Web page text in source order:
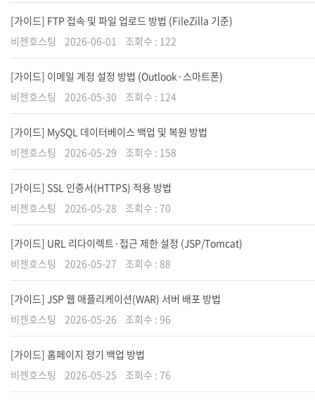
[가이드] FTP 접속 및 파일 업로드 방법 (FileZilla 기준)
비젠호스팅
2026-06-01 조회수 : 122
[가이드] 이메일 계정 설정 방법 (Outlook·스마트폰)
비젠호스팅
2026-05-30 조회수 : 124
[가이드] MySQL 데이터베이스 백업 및 복원 방법
비젠호스팅
2026-05-29 조회수 : 158
[가이드] SSL 인증서(HTTPS) 적용 방법
비젠호스팅
2026-05-28 조회수 : 70
[가이드] URL 리다이렉트·접근 제한 설정 (JSP/Tomcat)
비젠호스팅
2026-05-27 조회수 : 88
[가이드] JSP 웹 애플리케이션(WAR) 서버 배포 방법
비젠호스팅
2026-05-26 조회수 : 96
[가이드] 홈페이지 정기 백업 방법
비젠호스팅
2026-05-25 조회수 : 76